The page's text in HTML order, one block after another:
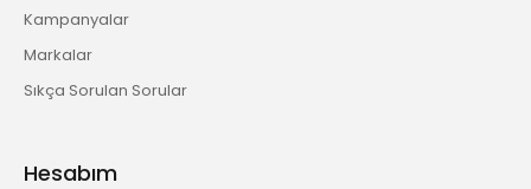
Kampanyalar
Markalar
Sıkça Sorulan Sorular
Hesabım